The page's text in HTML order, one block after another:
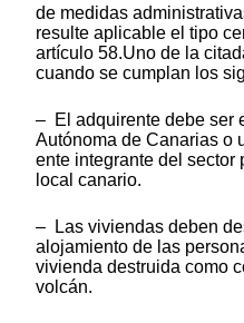
de medidas
resulte aplicable el tipo
artículo 58.Uno de la
cuando se cumplan los
– El adquirente debe ser
Autónoma de Canarias o
ente integrante del sector
local canario.
– Las viviendas deben
alojamiento de las
vivienda destruida como
volcán.